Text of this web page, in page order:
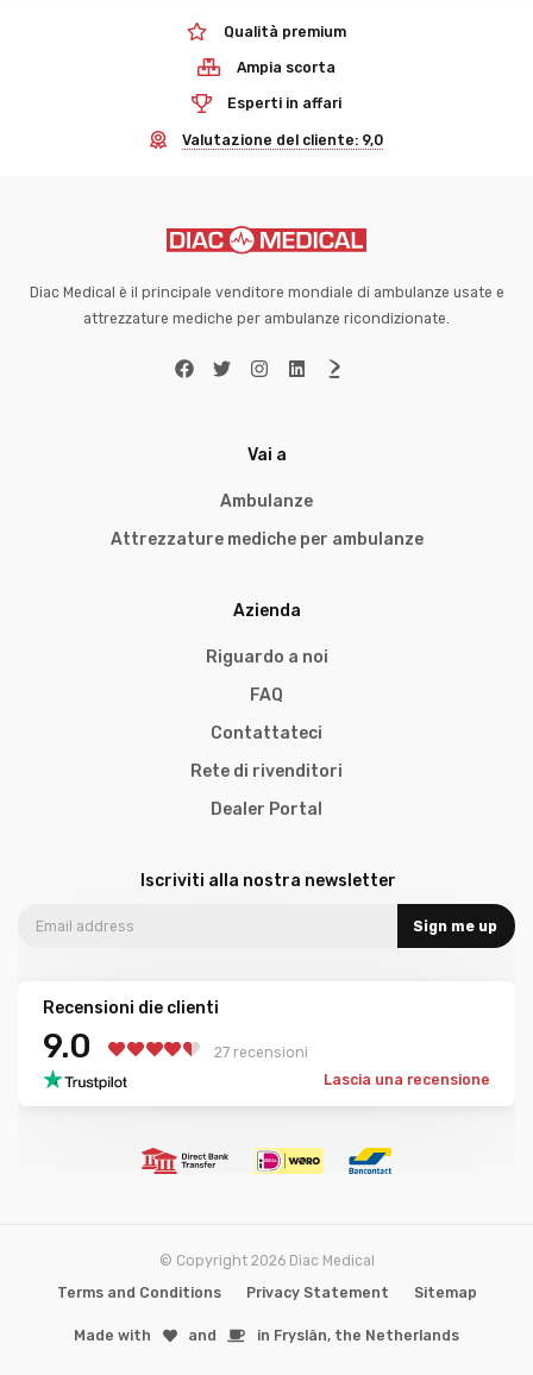
Qualità premium
Ampia scorta
Esperti in affari
Valutazione del cliente: 9,0
Diac Medical è il principale venditore mondiale di ambulanze usate e
attrezzature mediche per ambulanze ricondizionate.
Vai a
Ambulanze
Attrezzature mediche per ambulanze
Azienda
Riguardo a noi
FAQ
Contattateci
Rete di rivenditori
Dealer Portal
Iscriviti alla nostra newsletter
Sign me up
Recensioni die clienti
9.0
27 recensioni
Lascia una recensione
© Copyright 2026 Diac Medical
Terms and Conditions
Privacy Statement Sitemap
Made with ️and in Fryslân, the Netherlands